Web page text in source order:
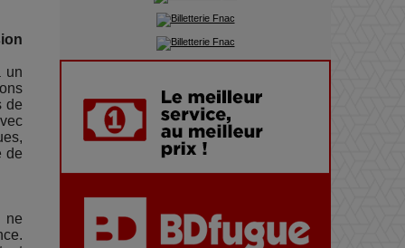
un
de
de
ne